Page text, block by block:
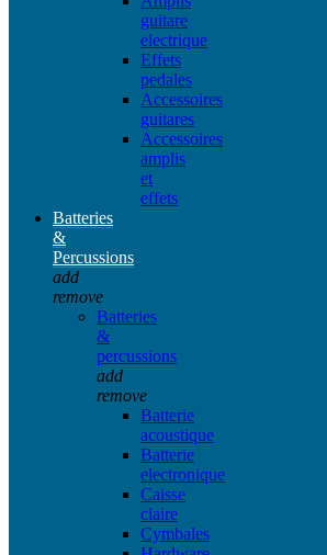
guitare
electrique
Effets
pedales
Accessoires
guitares
Accessoires
amplis
et
effets
Batteries
&
Percussions
add
remove
Batteries
&
percussions
add
remove
Batterie
acoustique
Batterie
electronique
Caisse
claire
Cymbales